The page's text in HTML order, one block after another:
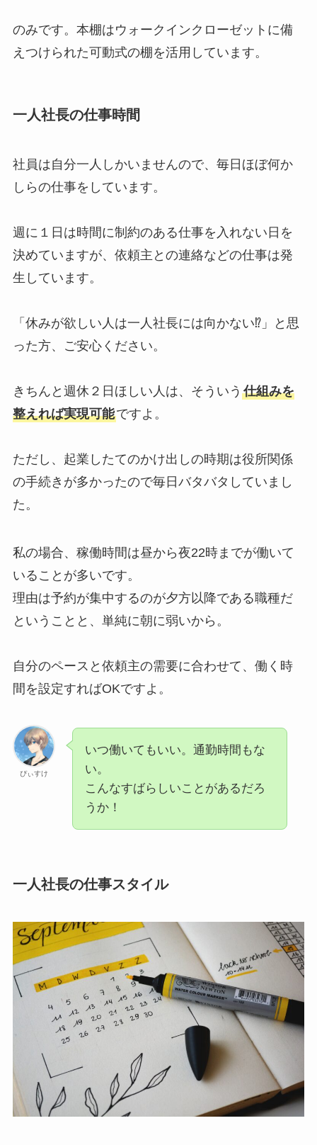
のみです。本棚はウォークインクローゼットに備
えつけられた可動式の棚を活用しています。
一人社長の仕事時間
社員は自分一人しかいませんので、毎日ほぼ何か
しらの仕事をしています。
週に１日は時間に制約のある仕事を入れない日を
決めていますが、依頼主との連絡などの仕事は発
生しています。
「休みが欲しい人は一人社長には向かない⁉」と思
った方、ご安心ください。
きちんと週休２日ほしい人は、そういう 仕組みを
整えれば実現可能ですよ。
ただし、起業したてのかけ出しの時期は役所関係
の手続きが多かったので毎日バタバタしていまし
た。
私の場合、稼働時間は昼から夜22時までが働いて
いることが多いです。
理由は予約が集中するのが夕方以降である職種だ
ということと、単純に朝に弱いから。
自分のペースと依頼主の需要に合わせて、働く時
間を設定すればOKですよ。
ぴぃすけ
いつ働いてもいい。通勤時間もな
い。
こんなすばらしいことがあるだろ
うか！
一人社長の仕事スタイル